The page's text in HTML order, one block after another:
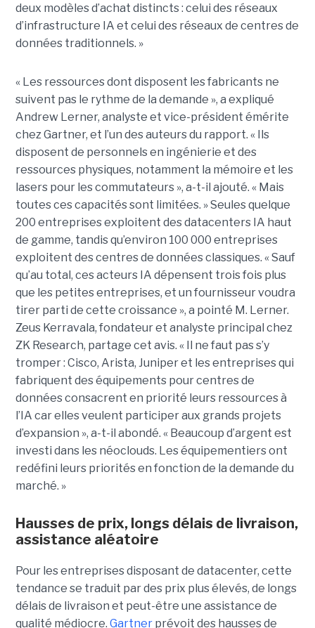
deux modèles d’achat distincts : celui des réseaux
d’infrastructure IA et celui des réseaux de centres de
données traditionnels. »
« Les ressources dont disposent les fabricants ne
suivent pas le rythme de la demande », a expliqué
Andrew Lerner, analyste et vice-président émérite
chez Gartner, et l’un des auteurs du rapport. « Ils
disposent de personnels en ingénierie et des
ressources physiques, notamment la mémoire et les
lasers pour les commutateurs », a-t-il ajouté. « Mais
toutes ces capacités sont limitées. » Seules quelque
200 entreprises exploitent des datacenters IA haut
de gamme, tandis qu’environ 100 000 entreprises
exploitent des centres de données classiques. « Sauf
qu’au total, ces acteurs IA dépensent trois fois plus
que les petites entreprises, et un fournisseur voudra
tirer parti de cette croissance », a pointé M. Lerner.
Zeus Kerravala, fondateur et analyste principal chez
ZK Research, partage cet avis. « Il ne faut pas s’y
tromper : Cisco, Arista, Juniper et les entreprises qui
fabriquent des équipements pour centres de
données consacrent en priorité leurs ressources à
l’IA car elles veulent participer aux grands projets
d’expansion », a-t-il abondé. « Beaucoup d’argent est
investi dans les néoclouds. Les équipementiers ont
redéfini leurs priorités en fonction de la demande du
marché. »
Hausses de prix, longs délais de livraison,
assistance aléatoire
Pour les entreprises disposant de datacenter, cette
tendance se traduit par des prix plus élevés, de longs
délais de livraison et peut-être une assistance de
qualité médiocre. Gartnerprévoit des hausses de